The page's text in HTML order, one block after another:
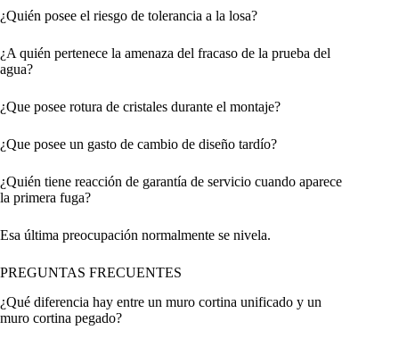
¿Quién posee el riesgo de tolerancia a la losa?
¿A quién pertenece la amenaza del fracaso de la prueba del
agua?
¿Que posee rotura de cristales durante el montaje?
¿Que posee un gasto de cambio de diseño tardío?
¿Quién tiene reacción de garantía de servicio cuando aparece
la primera fuga?
Esa última preocupación normalmente se nivela.
PREGUNTAS FRECUENTES
¿Qué diferencia hay entre un muro cortina unificado y un
muro cortina pegado?